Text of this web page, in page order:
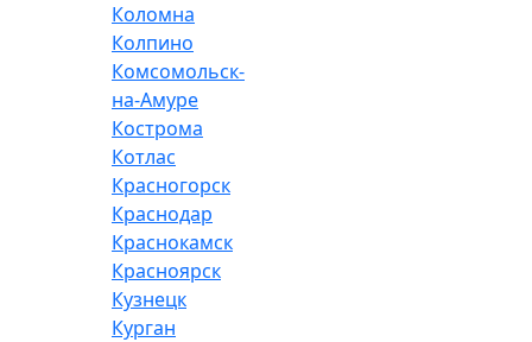
Коломна
Колпино
Комсомольск-
на-Амуре
Кострома
Котлас
Красногорск
Краснодар
Краснокамск
Красноярск
Кузнецк
Курган